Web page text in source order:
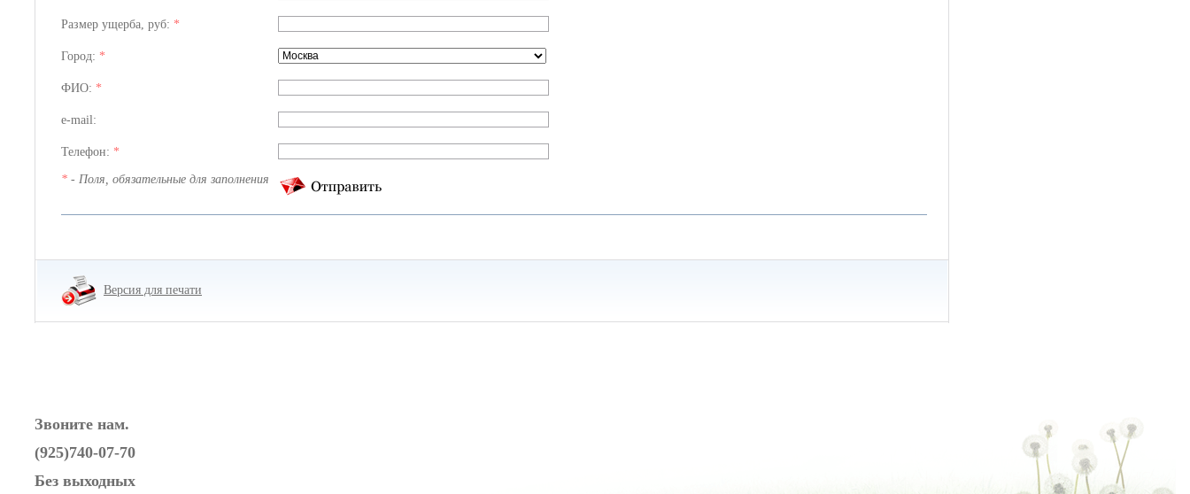
Размер ущерба, руб: *
Город: *
ФИО: *
e-mail:
Телефон: *
* - Поля, обязательные для заполнения
Версия для печати
Звоните нам.
(925)740-07-70
Без выходных